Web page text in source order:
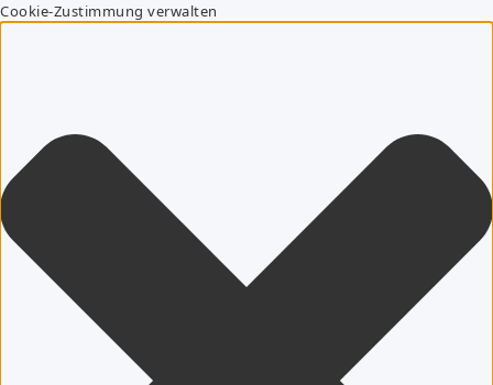
Cookie-Zustimmung verwalten